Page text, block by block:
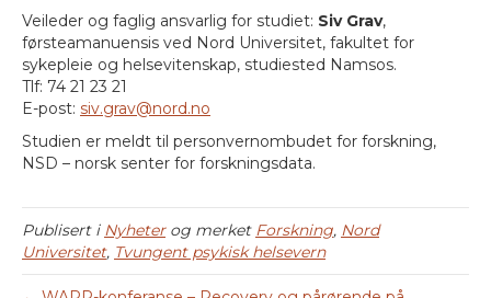
Veileder og faglig ansvarlig for studiet: Siv Grav,
førsteamanuensis ved Nord Universitet, fakultet for
sykepleie og helsevitenskap, studiested Namsos.
Tlf: 74 21 23 21
E-post: siv.grav@nord.no
Studien er meldt til personvernombudet for forskning,
NSD – norsk senter for forskningsdata.
Publisert i Nyheterog merket Forskning, Nord
Universitet, Tvungent psykisk helsevern